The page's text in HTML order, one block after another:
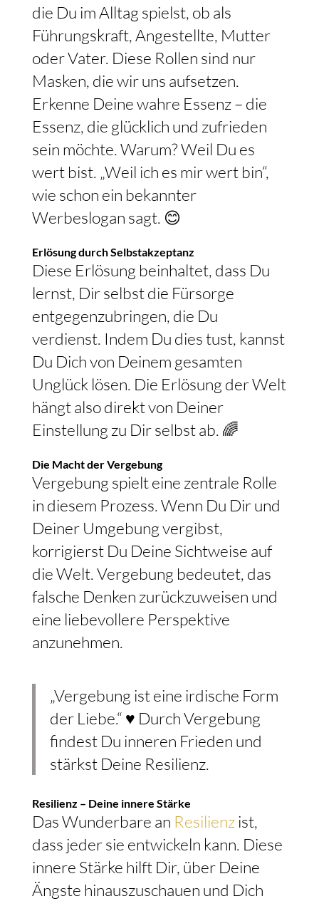
die Du im Alltag spielst, ob als
Führungskraft, Angestellte, Mutter
oder Vater. Diese Rollen sind nur
Masken, die wir uns aufsetzen.
Erkenne Deine wahre Essenz – die
Essenz, die glücklich und zufrieden
sein möchte. Warum? Weil Du es
wert bist. „Weil ich es mir wert bin“,
wie schon ein bekannter
Werbeslogan sagt. 😊
Erlösung durch Selbstakzeptanz
Diese Erlösung beinhaltet, dass Du
lernst, Dir selbst die Fürsorge
entgegenzubringen, die Du
verdienst. Indem Du dies tust, kannst
Du Dich von Deinem gesamten
Unglück lösen. Die Erlösung der Welt
hängt also direkt von Deiner
Einstellung zu Dir selbst ab. 🌈
Die Macht der Vergebung
Vergebung spielt eine zentrale Rolle
in diesem Prozess. Wenn Du Dir und
Deiner Umgebung vergibst,
korrigierst Du Deine Sichtweise auf
die Welt. Vergebung bedeutet, das
falsche Denken zurückzuweisen und
eine liebevollere Perspektive
anzunehmen.
„Vergebung ist eine irdische Form
der Liebe.“ ♥️ Durch Vergebung
findest Du inneren Frieden und
stärkst Deine Resilienz.
Resilienz – Deine innere Stärke
Das Wunderbare an Resilienzist,
dass jeder sie entwickeln kann. Diese
innere Stärke hilft Dir, über Deine
Ängste hinauszuschauen und Dich